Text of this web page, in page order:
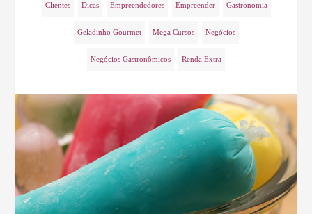
Clientes Dicas Empreendedores Empreender Gastronomia
Geladinho Gourmet Mega Cursos Negócios
Negócios Gastronômicos Renda Extra